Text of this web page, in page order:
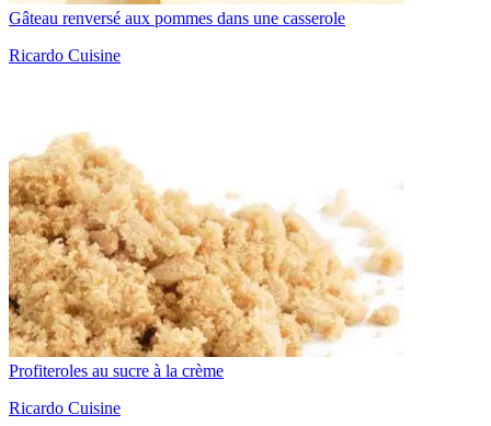
Gâteau renversé aux pommes dans une casserole
Ricardo Cuisine
Profiteroles au sucre à la crème
Ricardo Cuisine